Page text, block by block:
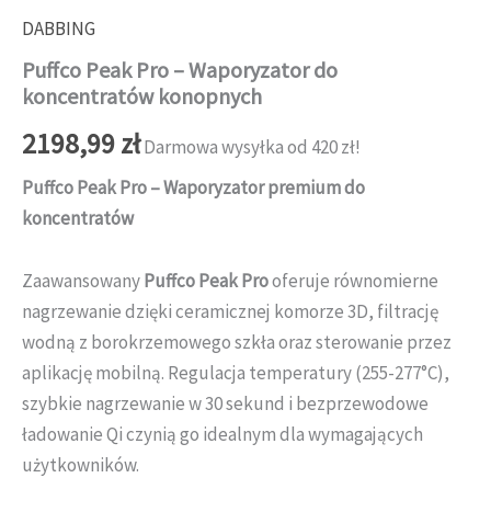
DABBING
Puffco Peak Pro – Waporyzator do
koncentratów konopnych
2198,99złDarmowa wysyłka od 420 zł!
Puffco Peak Pro – Waporyzator premium do
koncentratów
ZaawansowanyPuffco Peak Prooferuje równomierne
nagrzewanie dzięki ceramicznej komorze 3D, filtrację
wodną z borokrzemowego szkła oraz sterowanie przez
aplikację mobilną. Regulacja temperatury (255-277°C),
szybkie nagrzewanie w 30 sekund i bezprzewodowe
ładowanie Qi czynią go idealnym dla wymagających
użytkowników.